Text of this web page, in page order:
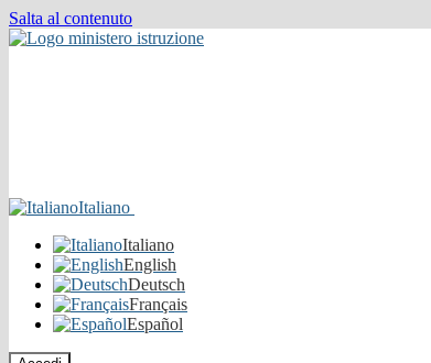
Salta al contenuto
Italiano
Italiano
English
Deutsch
Français
Español